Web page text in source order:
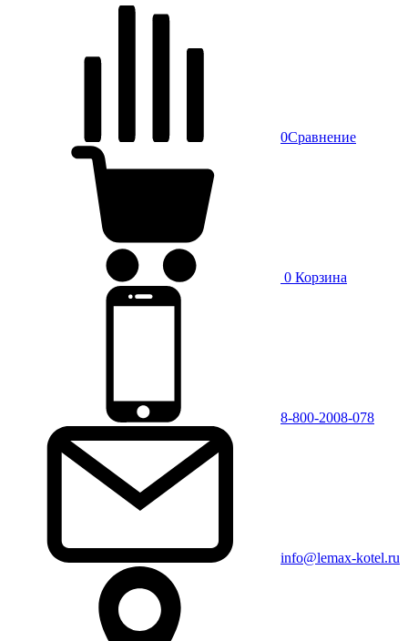
0Сравнение
0 Корзина
8-800-2008-078
info@lemax-kotel.ru